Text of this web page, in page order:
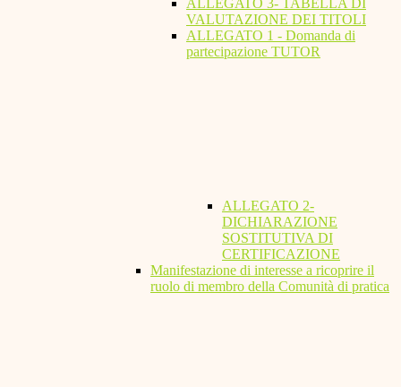
ALLEGATO 3- TABELLA DI
VALUTAZIONE DEI TITOLI
ALLEGATO 1 - Domanda di
partecipazione TUTOR
ALLEGATO 2-
DICHIARAZIONE
SOSTITUTIVA DI
CERTIFICAZIONE
Manifestazione di interesse a ricoprire il
ruolo di membro della Comunità di pratica